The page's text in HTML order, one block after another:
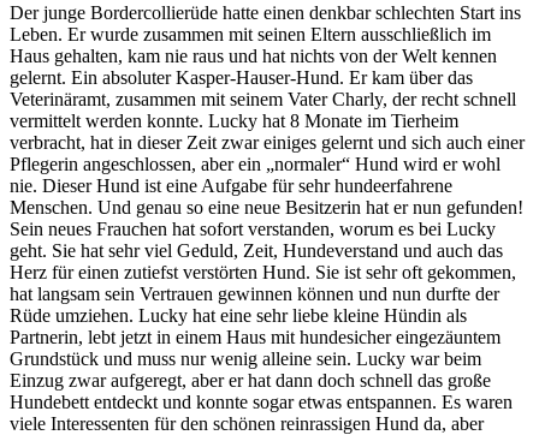
Der junge Bordercollierüde hatte einen denkbar schlechten Start ins
Leben. Er wurde zusammen mit seinen Eltern ausschließlich im
Haus gehalten, kam nie raus und hat nichts von der Welt kennen
gelernt. Ein absoluter Kasper-Hauser-Hund. Er kam über das
Veterinäramt, zusammen mit seinem Vater Charly, der recht schnell
vermittelt werden konnte. Lucky hat 8 Monate im Tierheim
verbracht, hat in dieser Zeit zwar einiges gelernt und sich auch einer
Pflegerin angeschlossen, aber ein „normaler“ Hund wird er wohl
nie. Dieser Hund ist eine Aufgabe für sehr hundeerfahrene
Menschen. Und genau so eine neue Besitzerin hat er nun gefunden!
Sein neues Frauchen hat sofort verstanden, worum es bei Lucky
geht. Sie hat sehr viel Geduld, Zeit, Hundeverstand und auch das
Herz für einen zutiefst verstörten Hund. Sie ist sehr oft gekommen,
hat langsam sein Vertrauen gewinnen können und nun durfte der
Rüde umziehen. Lucky hat eine sehr liebe kleine Hündin als
Partnerin, lebt jetzt in einem Haus mit hundesicher eingezäuntem
Grundstück und muss nur wenig alleine sein. Lucky war beim
Einzug zwar aufgeregt, aber er hat dann doch schnell das große
Hundebett entdeckt und konnte sogar etwas entspannen. Es waren
viele Interessenten für den schönen reinrassigen Hund da, aber